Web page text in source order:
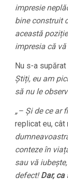
impresie
bine construit
această
impresia că
Nu s-a
Știți, eu am
să nu le
„– Și de ce ar
replicat eu, cât
conteze în
sau vă
defect! Dar,